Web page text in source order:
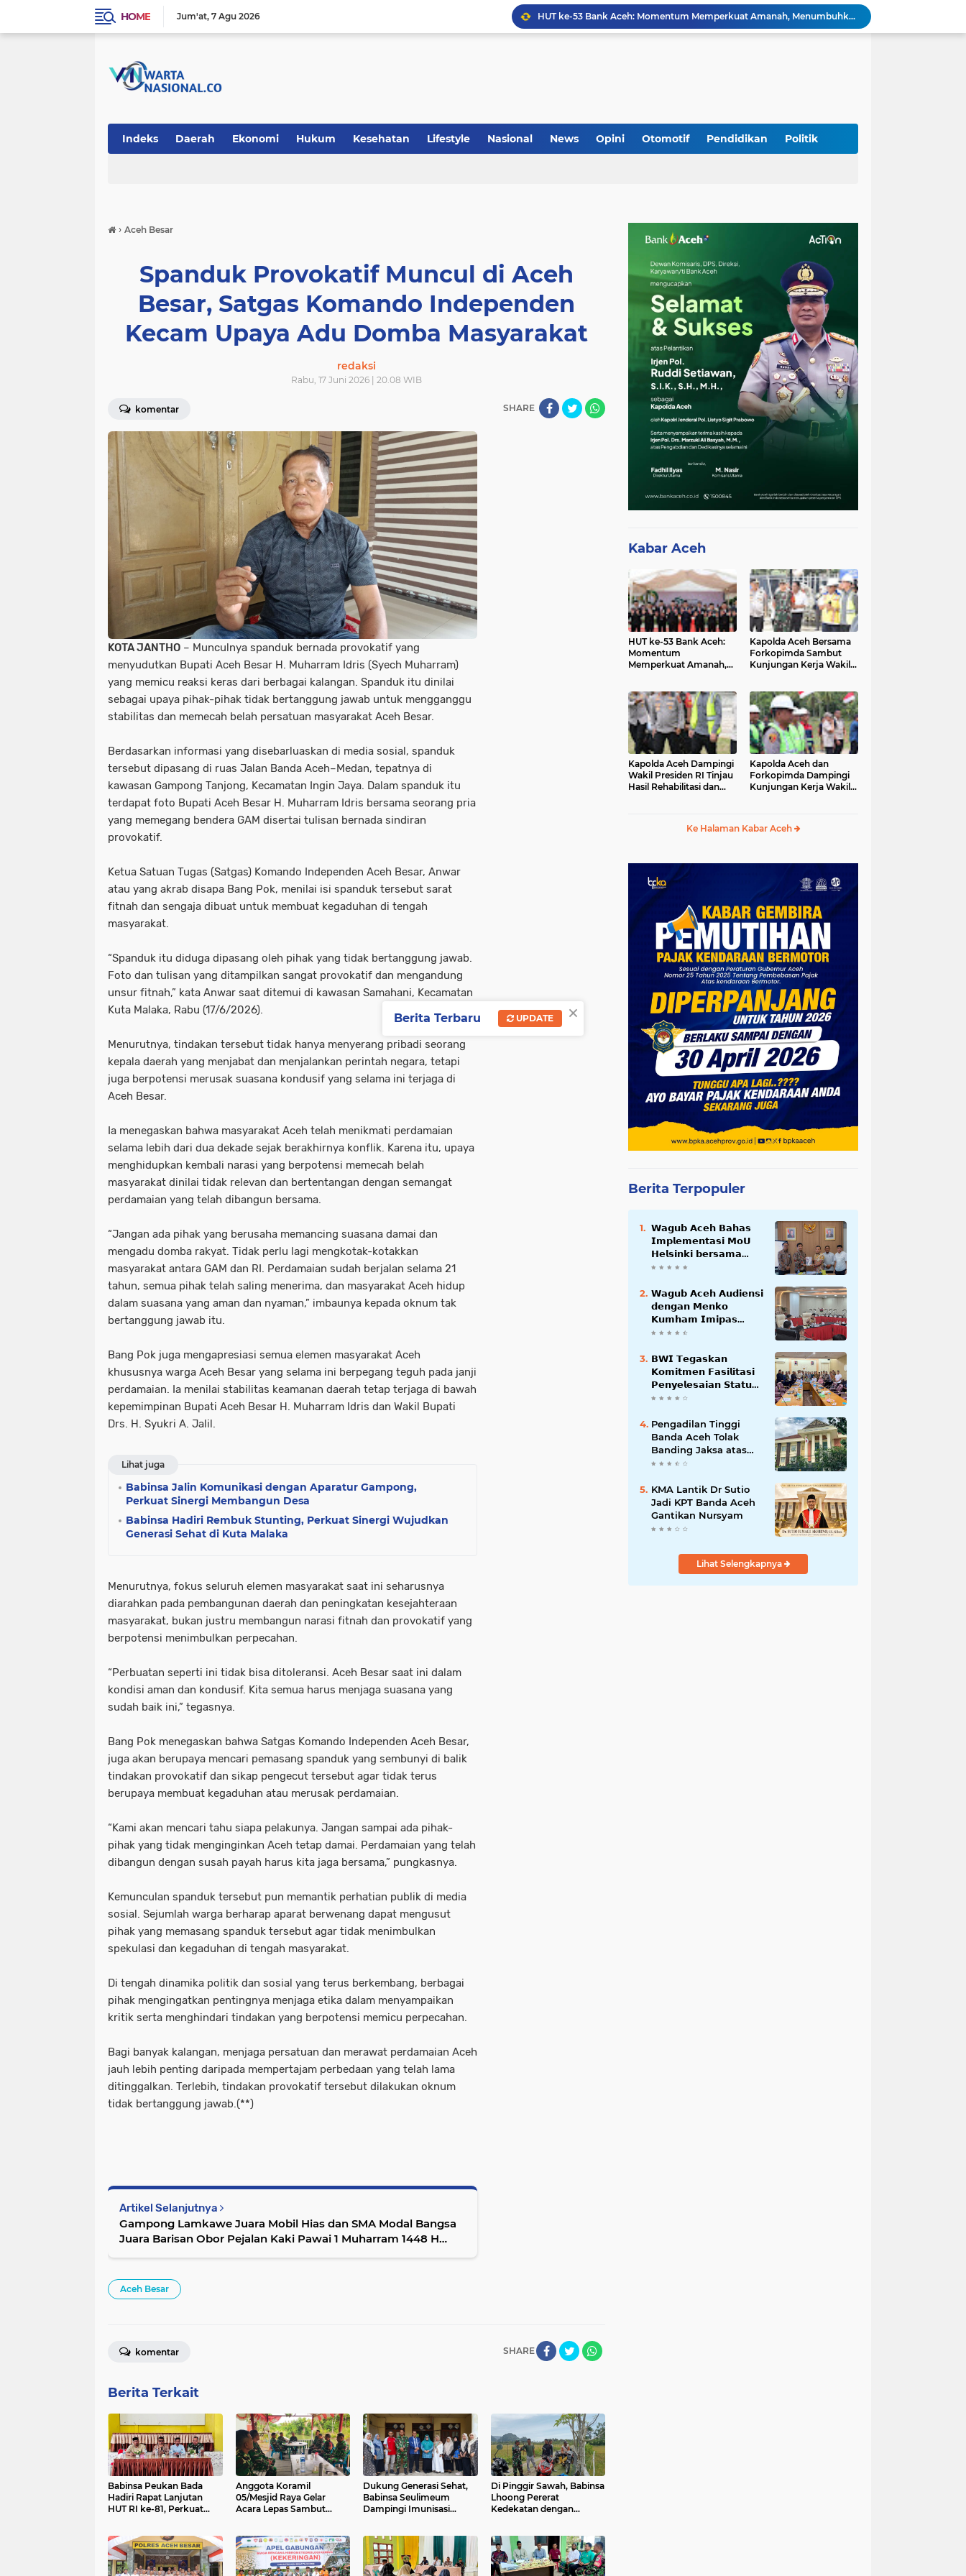
HOME Jum'at 7 Agu 2026 HUT ke-53 Bank Aceh: Momentum Memperkuat Amanah, Menumbuhkan Keberkahan Bagi Aceh
Silaturahmi Lintas Sektor di Kuta Alam, TNI–Polri dan Desa Perkokoh Kebersamaan
Babinsa Peukan Bada Hadiri Rapat Lanjutan HUT RI ke-81, Perkuat Sinergi Lintas Sektor
Kapolda Aceh Dampingi Wakil Presiden RI Tinjau Hasil Rehabilitasi dan Rekonstruksi Pascabencana di Desa Kendawi, Gayo Lues
Kak Na Promosi Wisata Surfing dan Hadiri Perayaan HUT 53 tahun BAS Simeulue
Indeks Daerah Ekonomi Hukum Kesehatan Lifestyle Nasional News Opini Otomotif Pendidikan Politik
› Aceh Besar
Spanduk Provokatif Muncul di Aceh
Besar, Satgas Komando Independen
Kecam Upaya Adu Domba Masyarakat
redaksi
Rabu, 17 Juni 2026 | 20.08 WIB
komentar SHARE
KOTA JANTHO – Munculnya spanduk bernada provokatif yang
menyudutkan Bupati Aceh Besar H. Muharram Idris (Syech Muharram)
yang memicu reaksi keras dari berbagai kalangan. Spanduk itu dinilai
sebagai upaya pihak-pihak tidak bertanggung jawab untuk mengganggu
stabilitas dan memecah belah persatuan masyarakat Aceh Besar.
Berdasarkan informasi yang disebarluaskan di media sosial, spanduk
tersebut dipasang di ruas Jalan Banda Aceh–Medan, tepatnya di
kawasan Gampong Tanjong, Kecamatan Ingin Jaya. Dalam spanduk itu
terdapat foto Bupati Aceh Besar H. Muharram Idris bersama seorang pria
yang memegang bendera GAM disertai tulisan bernada sindiran
provokatif.
Ketua Satuan Tugas (Satgas) Komando Independen Aceh Besar, Anwar
atau yang akrab disapa Bang Pok, menilai isi spanduk tersebut sarat
fitnah dan sengaja dibuat untuk membuat kegaduhan di tengah
masyarakat.
“Spanduk itu diduga dipasang oleh pihak yang tidak bertanggung jawab.
Foto dan tulisan yang ditampilkan sangat provokatif dan mengandung
unsur fitnah,” kata Anwar saat ditemui di kawasan Samahani, Kecamatan
Kuta Malaka, Rabu (17/6/2026).
Menurutnya, tindakan tersebut tidak hanya menyerang pribadi seorang
kepala daerah yang menjabat dan menjalankan perintah negara, tetapi
juga berpotensi merusak suasana kondusif yang selama ini terjaga di
Aceh Besar.
Ia menegaskan bahwa masyarakat Aceh telah menikmati perdamaian
selama lebih dari dua dekade sejak berakhirnya konflik. Karena itu, upaya
menghidupkan kembali narasi yang berpotensi memecah belah
masyarakat dinilai tidak relevan dan bertentangan dengan semangat
perdamaian yang telah dibangun bersama.
“Jangan ada pihak yang berusaha memancing suasana damai dan
mengadu domba rakyat. Tidak perlu lagi mengkotak-kotakkan
masyarakat antara GAM dan RI. Perdamaian sudah berjalan selama 21
tahun, semua pihak telah saling menerima, dan masyarakat Aceh hidup
dalam suasana yang aman dan nyaman,” imbaunya kepada oknum tak
bertanggung jawab itu.
Bang Pok juga mengapresiasi semua elemen masyarakat Aceh
khususnya warga Aceh Besar yang selama ini berpegang teguh pada janji
perdamaian. Ia menilai stabilitas keamanan daerah tetap terjaga di bawah
kepemimpinan Bupati Aceh Besar H. Muharram Idris dan Wakil Bupati
Drs. H. Syukri A. Jalil.
Lihat juga
Babinsa Jalin Komunikasi dengan Aparatur Gampong,
Perkuat Sinergi Membangun Desa
Babinsa Hadiri Rembuk Stunting, Perkuat Sinergi Wujudkan
Generasi Sehat di Kuta Malaka
Menurutnya, fokus seluruh elemen masyarakat saat ini seharusnya
diarahkan pada pembangunan daerah dan peningkatan kesejahteraan
masyarakat, bukan justru membangun narasi fitnah dan provokatif yang
berpotensi menimbulkan perpecahan.
“Perbuatan seperti ini tidak bisa ditoleransi. Aceh Besar saat ini dalam
kondisi aman dan kondusif. Kita semua harus menjaga suasana yang
sudah baik ini,” tegasnya.
Bang Pok menegaskan bahwa Satgas Komando Independen Aceh Besar,
juga akan berupaya mencari pemasang spanduk yang sembunyi di balik
tindakan provokatif dan sikap pengecut tersebut agar tidak terus
berupaya membuat kegaduhan atau merusak perdamaian.
“Kami akan mencari tahu siapa pelakunya. Jangan sampai ada pihak-
pihak yang tidak menginginkan Aceh tetap damai. Perdamaian yang telah
dibangun dengan susah payah harus kita jaga bersama,” pungkasnya.
Kemunculan spanduk tersebut pun memantik perhatian publik di media
sosial. Sejumlah warga berharap aparat berwenang dapat mengusut
pihak yang memasang spanduk tersebut agar tidak menimbulkan
spekulasi dan kegaduhan di tengah masyarakat.
Di tengah dinamika politik dan sosial yang terus berkembang, berbagai
pihak mengingatkan pentingnya menjaga etika dalam menyampaikan
kritik serta menghindari tindakan yang berpotensi memicu perpecahan.
Bagi banyak kalangan, menjaga persatuan dan merawat perdamaian Aceh
jauh lebih penting daripada mempertajam perbedaan yang telah lama
ditinggalkan. Terlebih, tindakan provokatif tersebut dilakukan oknum
tidak bertanggung jawab.(**)
Artikel Selanjutnya
Gampong Lamkawe Juara Mobil Hias dan SMA Modal Bangsa
Juara Barisan Obor Pejalan Kaki Pawai 1 Muharram 1448 H
Aceh Besar
SHARE
komentar
Berita Terkait
Babinsa Peukan Bada
Hadiri Rapat Lanjutan
HUT RI ke-81, Perkuat
Anggota Koramil
05/Mesjid Raya Gelar
Acara Lepas Sambut
Dukung Generasi Sehat,
Babinsa Seulimeum
Dampingi Imunisasi
Di Pinggir Sawah, Babinsa
Lhoong Pererat
Kedekatan dengan
Kabar Aceh
HUT ke-53 Bank Aceh:
Momentum
Memperkuat Amanah,
Kapolda Aceh Bersama
Forkopimda Sambut
Kunjungan Kerja Wakil
Kapolda Aceh Dampingi
Wakil Presiden RI Tinjau
Hasil Rehabilitasi dan
Kapolda Aceh dan
Forkopimda Dampingi
Kunjungan Kerja Wakil
Ke Halaman Kabar Aceh
Berita Terpopuler
𝗪𝗮𝗴𝘂𝗯 𝗔𝗰𝗲𝗵 𝗕𝗮𝗵𝗮𝘀
𝗜𝗺𝗽𝗹𝗲𝗺𝗲𝗻𝘁𝗮𝘀𝗶 𝗠𝗼𝗨
𝗛𝗲𝗹𝘀𝗶𝗻𝗸𝗶 𝗯𝗲𝗿𝘀𝗮𝗺𝗮
𝗦𝗲𝗸𝗿𝗲𝘁𝗮𝗿𝗶𝗮𝘁 𝗡𝗲𝗴𝗮𝗿𝗮
𝗪𝗮𝗴𝘂𝗯 𝗔𝗰𝗲𝗵 𝗔𝘂𝗱𝗶𝗲𝗻𝘀𝗶
𝗱𝗲𝗻𝗴𝗮𝗻 𝗠𝗲𝗻𝗸𝗼
𝗞𝘂𝗺𝗵𝗮𝗺 𝗜𝗺𝗶𝗽𝗮𝘀
𝗧𝗲𝗿𝗸𝗮𝗶𝘁 𝗦𝘁𝗮𝘁𝘂𝘀 𝗪𝗮𝗸𝗮𝗳
𝗕𝗪𝗜 𝗧𝗲𝗴𝗮𝘀𝗸𝗮𝗻
𝗞𝗼𝗺𝗶𝘁𝗺𝗲𝗻 𝗙𝗮𝘀𝗶𝗹𝗶𝘁𝗮𝘀𝗶
𝗣𝗲𝗻𝘆𝗲𝗹𝗲𝘀𝗮𝗶𝗮𝗻 𝗦𝘁𝗮𝘁𝘂𝘀
𝗪𝗮𝗸𝗮𝗳 𝗕𝗹𝗮𝗻𝗴 𝗣𝗮𝗱𝗮𝗻𝗴
Pengadilan Tinggi
Banda Aceh Tolak
Banding Jaksa atas
Putusan Bebas Kasus
KMA Lantik Dr Sutio
Jadi KPT Banda Aceh
Gantikan Nursyam
Lihat Selengkapnya
×
Berita Terbaru UPDATE